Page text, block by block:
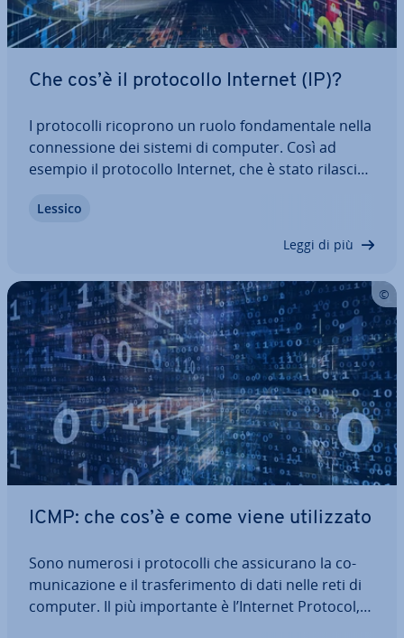
Che cos’è il pro­to­col­lo Internet (IP)?
I pro­to­col­li ricoprono un ruolo fon­da­men­ta­le nella
con­nes­sio­ne dei sistemi di computer. Così ad
esempio il pro­to­col­lo Internet, che è stato ri­la­scia­
base ir­ri­nun­cia­bi­le per con­sen­ti­re senza dif­fi­col­tà
Lessico
Leggi di più
ICMP: che cos’è e come viene uti­liz­za­to
Sono numerosi i pro­to­col­li che as­si­cu­ra­no la co­
mu­ni­ca­zio­ne e il tra­sfe­ri­men­to di dati nelle reti di
computer. Il più im­por­tan­te è l’Internet Protocol,